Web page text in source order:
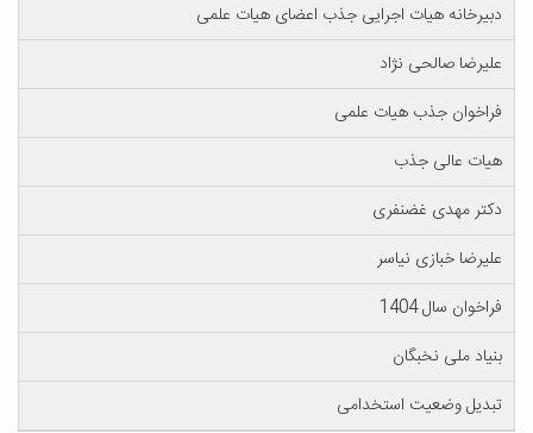
دبیرخانه هیات اجرایی جذب اعضای هیات علمی
علیرضا صالحی نژاد
فراخوان جذب هیات علمی
هیات عالی جذب
دکتر مهدی غضنفری
علیرضا خبازی نیاسر
فراخوان سال 1404
بنیاد ملی نخبگان
تبدیل وضعیت استخدامی